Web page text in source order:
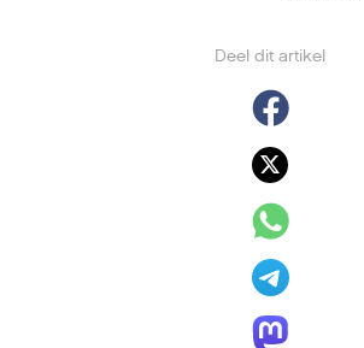
Deel dit artikel